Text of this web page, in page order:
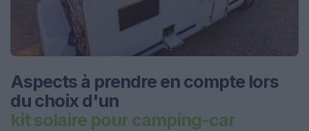
Aspects à prendre en compte lors
du choix d'un
kit solaire pour camping-car